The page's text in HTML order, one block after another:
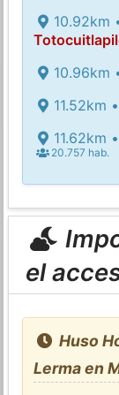
10.92km
10.96km
11.52km •
11.62km •
20.757 hab.
el
Huso
Lerma en